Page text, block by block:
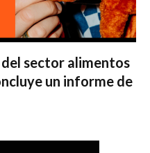
sector alimentos
un informe de